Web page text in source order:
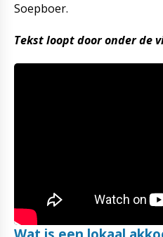
Soepboer.
Tekst loopt door onder de
Wat is een lokaal